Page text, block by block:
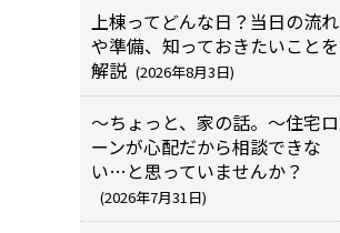
上棟ってどんな日？当日の流れ
や準備、知っておきたいことを
解説 (2026年8月3日)
～ちょっと、家の話。～住宅ロ
ーンが心配だから相談できな
い…と思っていませんか？
(2026年7月31日)